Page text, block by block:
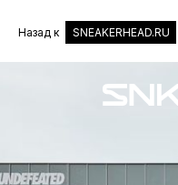
Назад к SNEAKERHEAD.RU